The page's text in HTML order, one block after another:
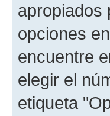
apropiados
opciones
encuentre
elegir el
etiqueta